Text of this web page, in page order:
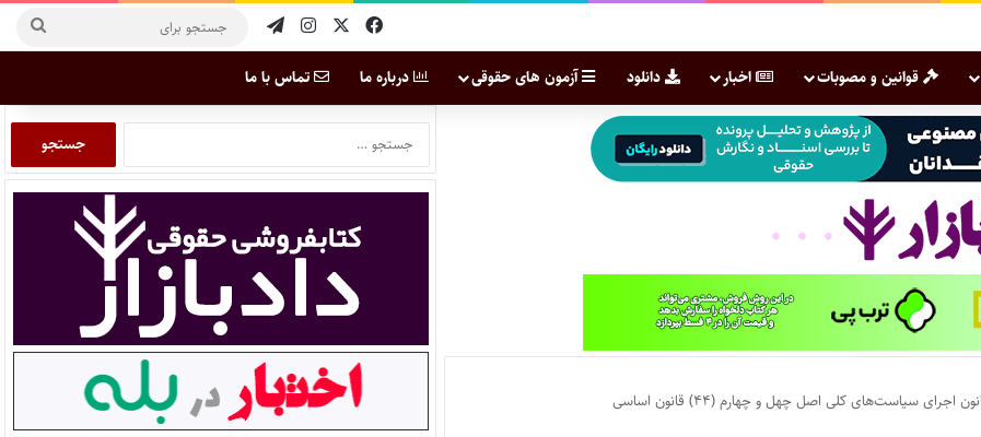
قوانین و مصوبات اخبار دانلود آزمون های حقوقی درباره ما تماس با ما